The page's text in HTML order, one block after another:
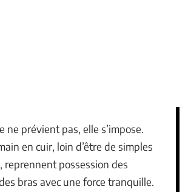
ne prévient pas, elle s’impose.
en cuir, loin d’être de simples
reprennent possession des
bras avec une force tranquille.